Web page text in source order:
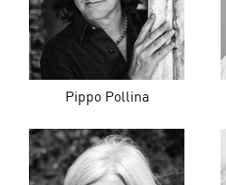
Pippo Pollina